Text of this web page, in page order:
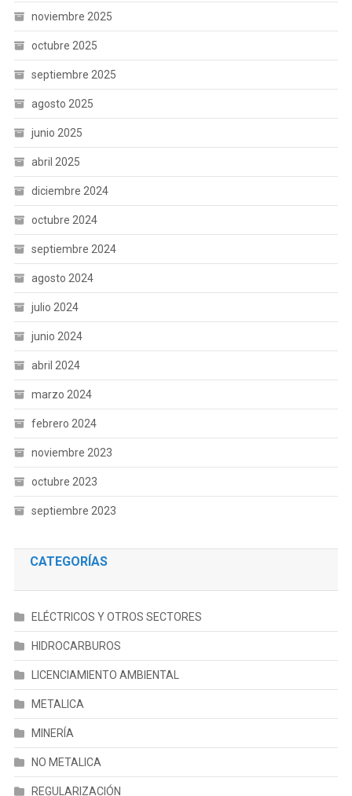
noviembre 2025
octubre 2025
septiembre 2025
agosto 2025
junio 2025
abril 2025
diciembre 2024
octubre 2024
septiembre 2024
agosto 2024
julio 2024
junio 2024
abril 2024
marzo 2024
febrero 2024
noviembre 2023
octubre 2023
septiembre 2023
CATEGORÍAS
ELÉCTRICOS Y OTROS SECTORES
HIDROCARBUROS
LICENCIAMIENTO AMBIENTAL
METALICA
MINERÍA
NO METALICA
REGULARIZACIÓN